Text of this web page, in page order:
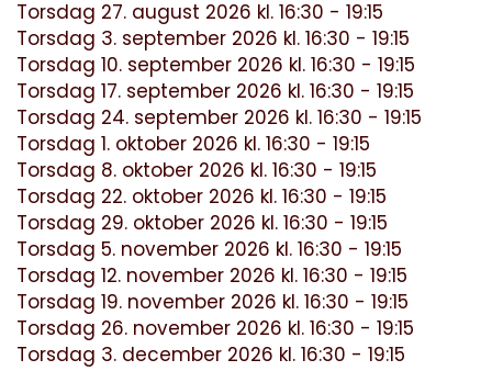
Torsdag 27. august 2026 kl. 16:30 - 19:15
Torsdag 3. september 2026 kl. 16:30 - 19:15
Torsdag 10. september 2026 kl. 16:30 - 19:15
Torsdag 17. september 2026 kl. 16:30 - 19:15
Torsdag 24. september 2026 kl. 16:30 - 19:15
Torsdag 1. oktober 2026 kl. 16:30 - 19:15
Torsdag 8. oktober 2026 kl. 16:30 - 19:15
Torsdag 22. oktober 2026 kl. 16:30 - 19:15
Torsdag 29. oktober 2026 kl. 16:30 - 19:15
Torsdag 5. november 2026 kl. 16:30 - 19:15
Torsdag 12. november 2026 kl. 16:30 - 19:15
Torsdag 19. november 2026 kl. 16:30 - 19:15
Torsdag 26. november 2026 kl. 16:30 - 19:15
Torsdag 3. december 2026 kl. 16:30 - 19:15